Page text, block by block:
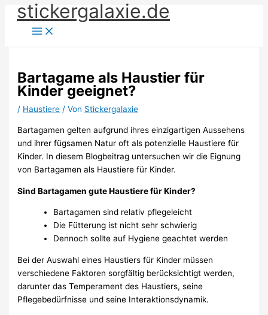
Zum
Inhalt
springen
stickergalaxie.de
Bartagame als Haustier für
Kinder geeignet?
/ Haustiere / Von Stickergalaxie
Bartagamen gelten aufgrund ihres einzigartigen Aussehens
und ihrer fügsamen Natur oft als potenzielle Haustiere für
Kinder. In diesem Blogbeitrag untersuchen wir die Eignung
von Bartagamen als Haustiere für Kinder.
Sind Bartagamen gute Haustiere für Kinder?
Bartagamen sind relativ pflegeleicht
Die Fütterung ist nicht sehr schwierig
Dennoch sollte auf Hygiene geachtet werden
Bei der Auswahl eines Haustiers für Kinder müssen
verschiedene Faktoren sorgfältig berücksichtigt werden,
darunter das Temperament des Haustiers, seine
Pflegebedürfnisse und seine Interaktionsdynamik.